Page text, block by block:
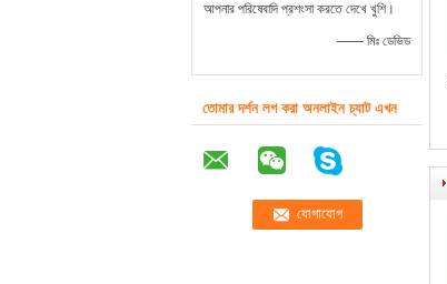
আপনার পরিষেবাদি প্রশংসা করতে দেখে খুশি।
—— মিঃ ডেভিড
তোমার দর্শন লগ করা অনলাইন চ্যাট এখন